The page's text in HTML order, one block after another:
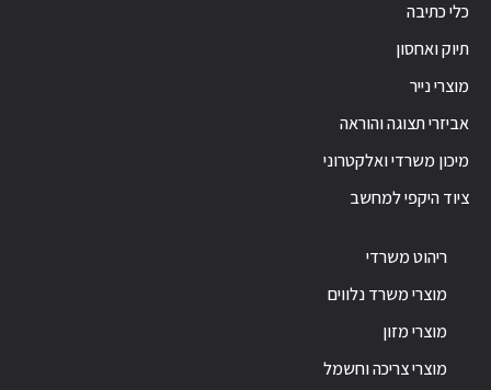
כלי כתיבה
תיוק ואחסון
מוצרי נייר
אביזרי תצוגה והוראה
מיכון משרדי ואלקטרוני
ציוד היקפי למחשב
ריהוט משרדי
מוצרי משרד נלווים
מוצרי מזון
מוצרי צריכה וחשמל